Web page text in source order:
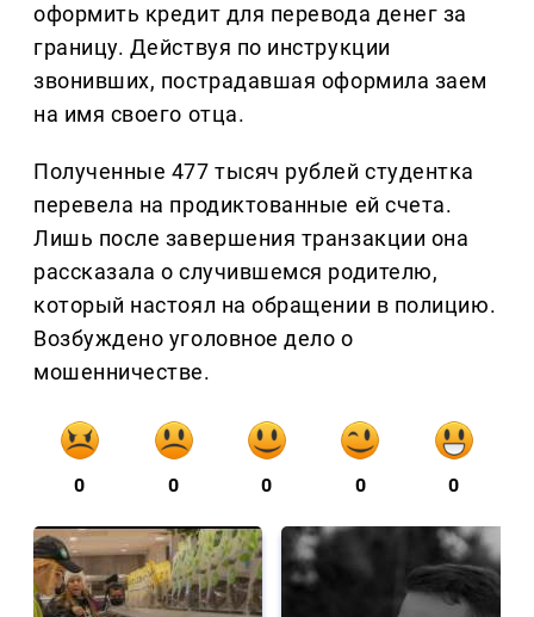
оформить кредит для перевода денег за
границу. Действуя по инструкции
звонивших, пострадавшая оформила заем
на имя своего отца.
Полученные 477 тысяч рублей студентка
перевела на продиктованные ей счета.
Лишь после завершения транзакции она
рассказала о случившемся родителю,
который настоял на обращении в полицию.
Возбуждено уголовное дело о
мошенничестве.
0 0 0 0 0